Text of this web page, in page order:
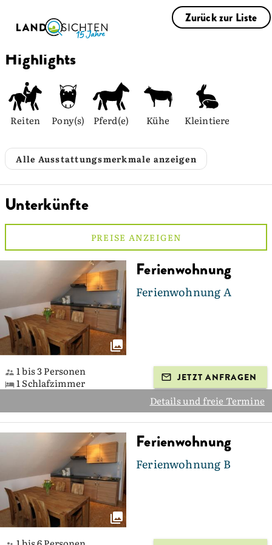
Zurück zur Liste
Highlights
Reiten Pony(s) Pferd(e) Kühe Kleintiere
Alle Ausstattungsmerkmale anzeigen
Unterkünfte
PREISE ANZEIGEN
Ferienwohnung
Ferienwohnung A
1 bis 3 Personen
1 Schlafzimmer
JETZT ANFRAGEN
Details und freie Termine
Ferienwohnung
Ferienwohnung B